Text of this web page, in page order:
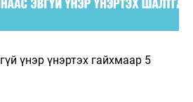
үнэр үнэртэх гайхмаар 5